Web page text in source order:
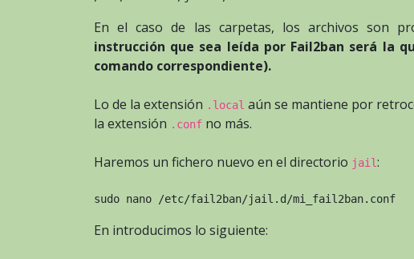
En el caso de las carpetas, los archivos son
instrucción que sea leída por Fail2ban será la
comando correspondiente).
Lo de la extensión .local aún se mantiene por
la extensión .conf no más.
Haremos un fichero nuevo en el directorio jail:
sudo nano /etc/fail2ban/jail.d/mi_fail2ban.conf
En introducimos lo siguiente: